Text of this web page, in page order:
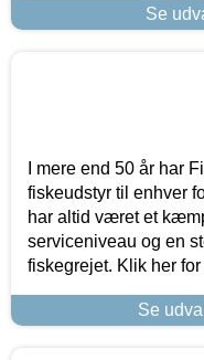
Se
I mere end 50 år har
fiskeudstyr til enhver
har altid været et
serviceniveau og en
fiskegrejet. Klik her
Se